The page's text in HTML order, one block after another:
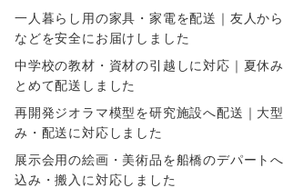
一人暮らし用の家具・家電を配送｜友人か
などを安全にお届けしました
中学校の教材・資材の引越しに対応｜夏休
とめて配送しました
再開発ジオラマ模型を研究施設へ配送｜大
み・配送に対応しました
展示会用の絵画・美術品を船橋のデパート
込み・搬入に対応しました